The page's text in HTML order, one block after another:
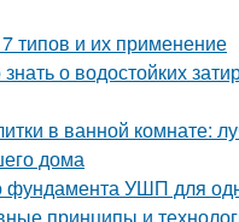
типов и их применение
о водостойких
в ванной комнате:
дома
фундамента УШП для